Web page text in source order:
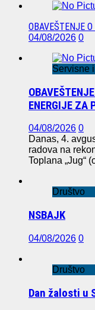
OBAVEŠTENJE
04/08/2026 0
Servisne
ENERGIJE ZA
04/08/2026 0
Danas, 4.
radova na
Toplana „Jug“
Društvo
NSBAJK
04/08/2026 0
Društvo
Dan žalosti u